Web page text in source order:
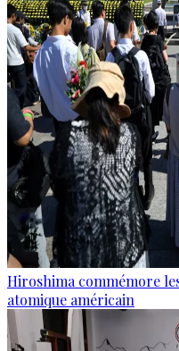
Hiroshima commémore
atomique américain